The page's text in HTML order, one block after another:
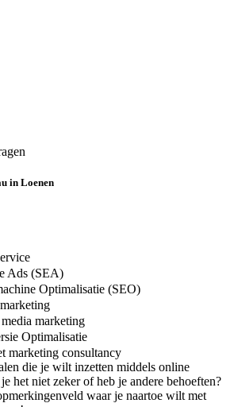
in Loenen
Ads (SEA)
Optimalisatie (SEO)
marketing
Optimalisatie
marketing consultancy
die je wilt inzetten middels online
het niet zeker of heb je andere behoeften?
waar je naartoe wilt met